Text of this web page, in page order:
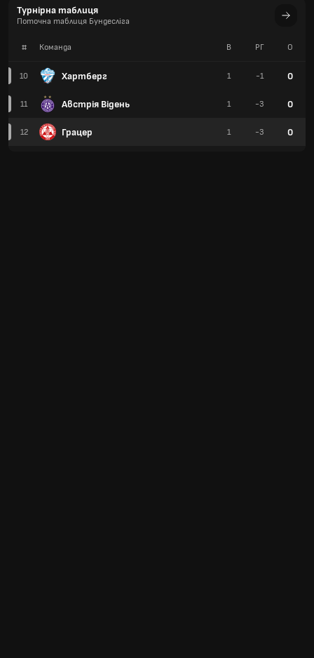
Турнірна таблиця
Поточна таблиця Бундесліга
# Команда
10 Хартберг
11 Австрія Відень
12 Грацер
В РГ О
1 -1 0
1 -3 0
1 -3 0